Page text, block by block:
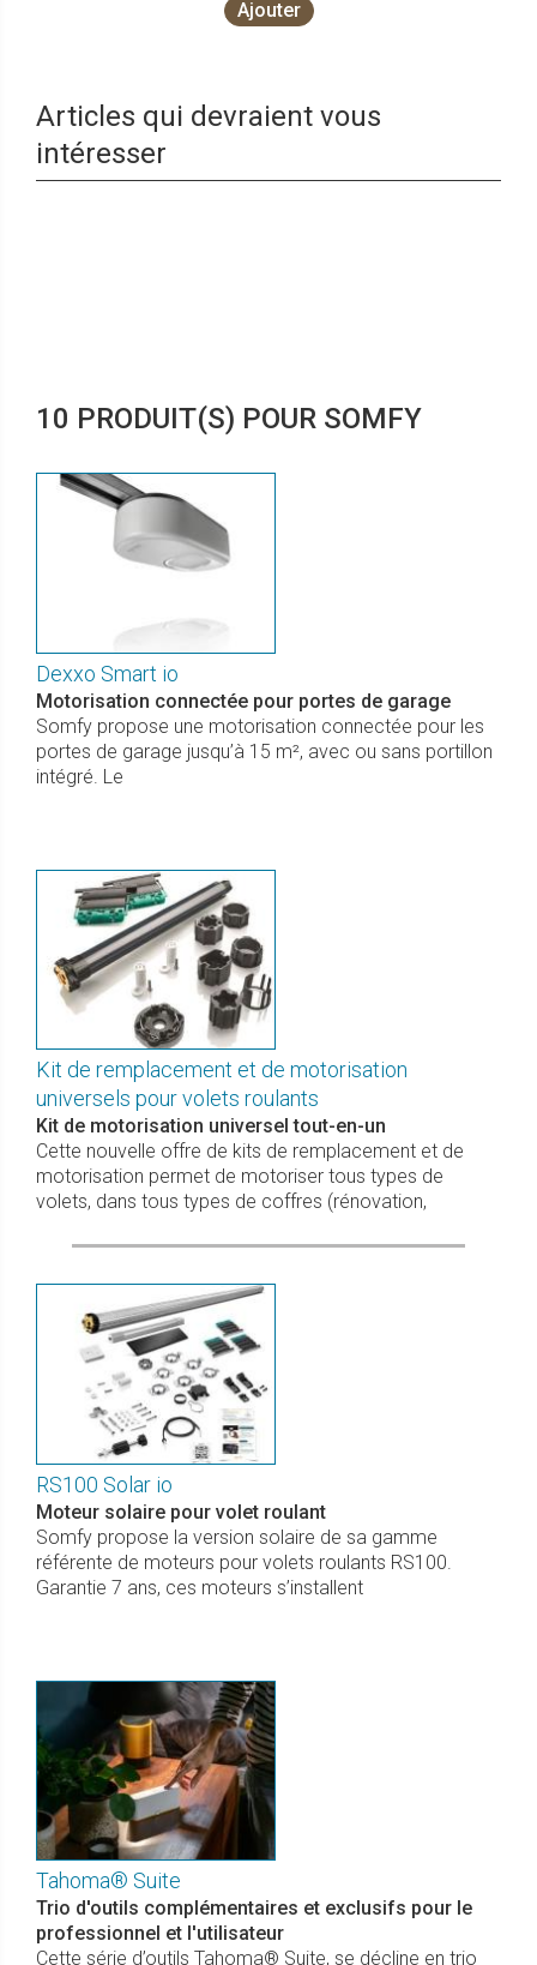
Ajouter
Articles qui devraient vous
intéresser
10 PRODUIT(S) POUR SOMFY
Dexxo Smart io
Motorisation connectée pour portes de garage
Somfy propose une motorisation connectée pour les
portes de garage jusqu’à 15 m², avec ou sans portillon
intégré. Le
Kit de remplacement et de motorisation
universels pour volets roulants
Kit de motorisation universel tout-en-un
Cette nouvelle offre de kits de remplacement et de
motorisation permet de motoriser tous types de
volets, dans tous types de coffres (rénovation,
RS100 Solar io
Moteur solaire pour volet roulant
Somfy propose la version solaire de sa gamme
référente de moteurs pour volets roulants RS100.
Garantie 7 ans, ces moteurs s’installent
Tahoma® Suite
Trio d'outils complémentaires et exclusifs pour le
professionnel et l'utilisateur
Cette série d’outils Tahoma® Suite, se décline en trio